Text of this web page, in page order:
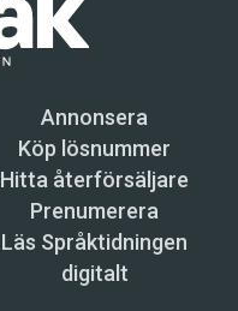
Annonsera
Köp lösnummer
Hitta återförsäljare
Prenumerera
Läs Språktidningen
digitalt